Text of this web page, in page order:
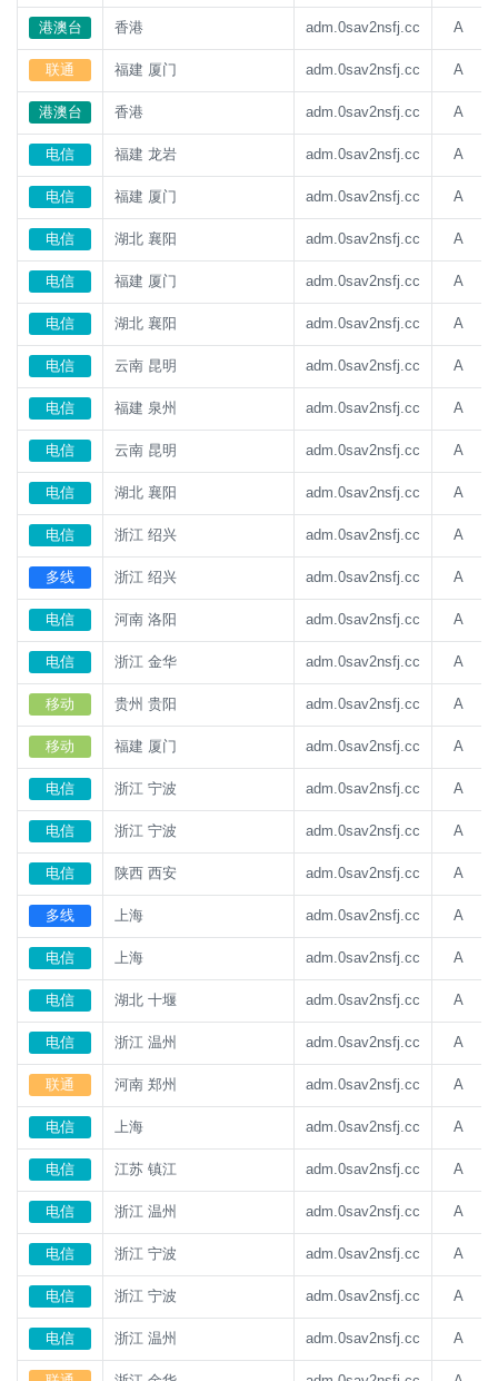
港澳台 香港 adm.0sav2nsfj.cc A
联通 福建 厦门 adm.0sav2nsfj.cc A
港澳台 香港 adm.0sav2nsfj.cc A
电信 福建 龙岩 adm.0sav2nsfj.cc A
电信 福建 厦门 adm.0sav2nsfj.cc A
电信 湖北 襄阳 adm.0sav2nsfj.cc A
电信 福建 厦门 adm.0sav2nsfj.cc A
电信 湖北 襄阳 adm.0sav2nsfj.cc A
电信 云南 昆明 adm.0sav2nsfj.cc A
电信 福建 泉州 adm.0sav2nsfj.cc A
电信 云南 昆明 adm.0sav2nsfj.cc A
电信 湖北 襄阳 adm.0sav2nsfj.cc A
电信 浙江 绍兴 adm.0sav2nsfj.cc A
多线 浙江 绍兴 adm.0sav2nsfj.cc A
电信 河南 洛阳 adm.0sav2nsfj.cc A
电信 浙江 金华 adm.0sav2nsfj.cc A
移动 贵州 贵阳 adm.0sav2nsfj.cc A
移动 福建 厦门 adm.0sav2nsfj.cc A
电信 浙江 宁波 adm.0sav2nsfj.cc A
电信 浙江 宁波 adm.0sav2nsfj.cc A
电信 陕西 西安 adm.0sav2nsfj.cc A
多线 上海 adm.0sav2nsfj.cc A
电信 上海 adm.0sav2nsfj.cc A
电信 湖北 十堰 adm.0sav2nsfj.cc A
电信 浙江 温州 adm.0sav2nsfj.cc A
联通 河南 郑州 adm.0sav2nsfj.cc A
电信 上海 adm.0sav2nsfj.cc A
电信 江苏 镇江 adm.0sav2nsfj.cc A
电信 浙江 温州 adm.0sav2nsfj.cc A
电信 浙江 宁波 adm.0sav2nsfj.cc A
电信 浙江 宁波 adm.0sav2nsfj.cc A
电信 浙江 温州 adm.0sav2nsfj.cc A